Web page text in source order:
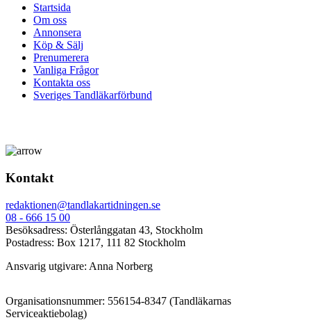
Startsida
Om oss
Annonsera
Köp & Sälj
Prenumerera
Vanliga Frågor
Kontakta oss
Sveriges Tandläkarförbund
Kontakt
redaktionen@tandlakartidningen.se
08 - 666 15 00
Besöksadress: Österlånggatan 43, Stockholm
Postadress: Box 1217, 111 82 Stockholm
Ansvarig utgivare: Anna Norberg
Organisationsnummer: 556154-8347 (Tandläkarnas
Serviceaktiebolag)